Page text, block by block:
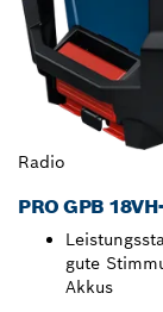
Radio
PRO GPB
gute
Akkus